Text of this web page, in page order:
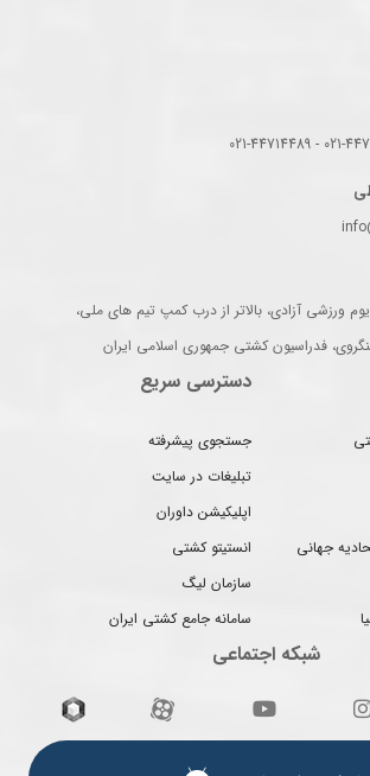
ورزشی آزادی، بالاتر از درب کمپ تیم های ملی،
فدراسیون کشتی جمهوری اسلامی ایران
جهانی
دسترسی سریع
جستجوی پیشرفته
تبلیغات در سایت
اپلیکیشن داوران
انستیتو کشتی
سازمان لیگ
سامانه جامع کشتی ایران
شبکه اجتماعی